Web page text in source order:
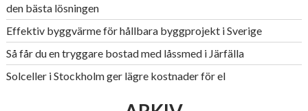
den bästa lösningen
Effektiv byggvärme för hållbara byggprojekt i Sverige
Så får du en tryggare bostad med låssmed i Järfälla
Solceller i Stockholm ger lägre kostnader för el